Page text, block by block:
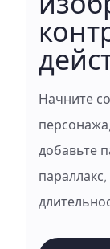
Начните
добавьте